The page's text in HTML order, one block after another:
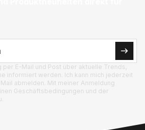
E-Mail und Post über aktuelle Trends,
informiert werden. Ich kann mich jederzeit
abmelden. Mit meiner Anmeldung
Geschäftsbedingungen und der